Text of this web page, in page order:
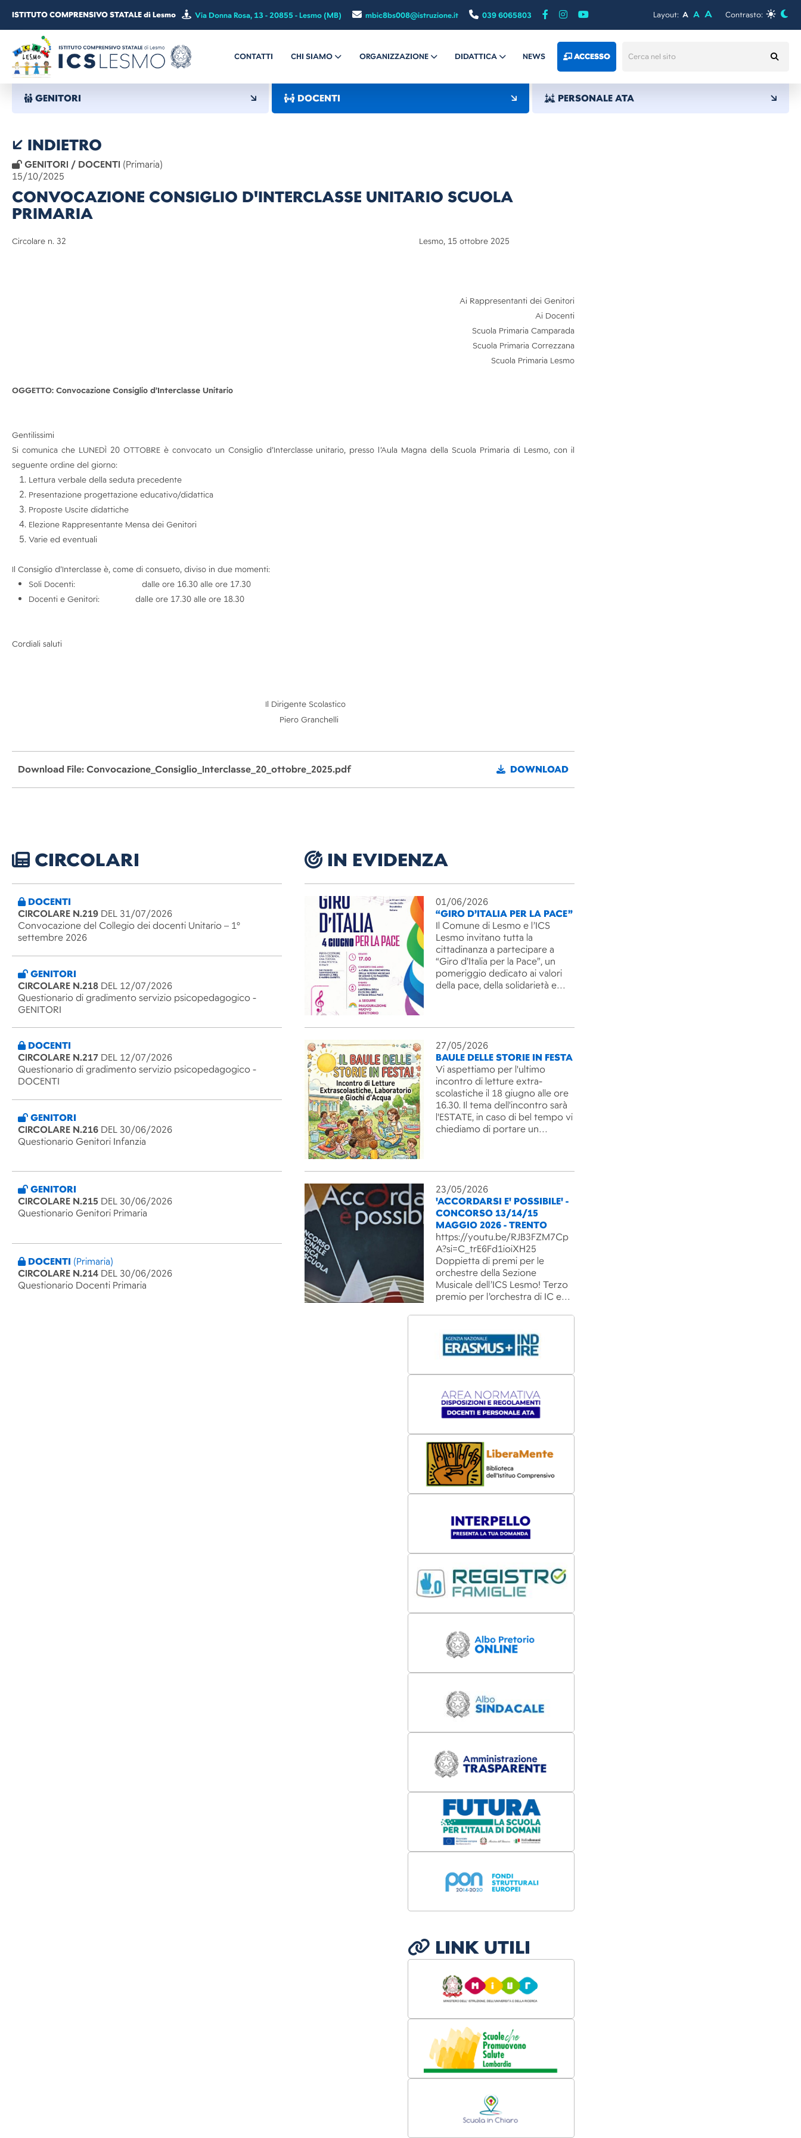
ISTITUTO COMPRENSIVO STATALE di Lesmo Via Donna Rosa, 13 - 20855 - Lesmo (MB) mbic8bs008@istruzione.it 039 6065803 Layout: A A A Contrasto:
CONTATTI CHI SIAMO ORGANIZZAZIONE DIDATTICA NEWS ACCESSO
GENITORI DOCENTI PERSONALE ATA
INDIETRO
GENITORI / DOCENTI (Primaria)
15/10/2025
CONVOCAZIONE CONSIGLIO D'INTERCLASSE UNITARIO SCUOLA
PRIMARIA
Circolare n. 32 Lesmo, 15 ottobre 2025
Ai Rappresentanti dei Genitori
Ai Docenti
Scuola Primaria Camparada
Scuola Primaria Correzzana
Scuola Primaria Lesmo
OGGETTO: Convocazione Consiglio d’Interclasse Unitario
Gentilissimi
Si comunica che LUNEDÌ 20 OTTOBRE è convocato un Consiglio d’Interclasse unitario, presso l’Aula Magna della Scuola Primaria di Lesmo, con il
seguente ordine del giorno:
Lettura verbale della seduta precedente
Presentazione progettazione educativo/didattica
Proposte Uscite didattiche
Elezione Rappresentante Mensa dei Genitori
Varie ed eventuali
Il Consiglio d’Interclasse è, come di consueto, diviso in due momenti:
Soli Docenti: dalle ore 16.30 alle ore 17.30
Docenti e Genitori: dalle ore 17.30 alle ore 18.30
Cordiali saluti
Il Dirigente Scolastico
Piero Granchelli
Download File: Convocazione_Consiglio_Interclasse_20_ottobre_2025.pdf DOWNLOAD
CIRCOLARI
DOCENTI
CIRCOLARE N.219 DEL 31/07/2026
Convocazione del Collegio dei docenti Unitario – 1°
settembre 2026
GENITORI
CIRCOLARE N.218 DEL 12/07/2026
Questionario di gradimento servizio psicopedagogico -
GENITORI
DOCENTI
CIRCOLARE N.217 DEL 12/07/2026
Questionario di gradimento servizio psicopedagogico -
DOCENTI
GENITORI
CIRCOLARE N.216 DEL 30/06/2026
Questionario Genitori Infanzia
GENITORI
CIRCOLARE N.215 DEL 30/06/2026
Questionario Genitori Primaria
DOCENTI (Primaria)
CIRCOLARE N.214 DEL 30/06/2026
Questionario Docenti Primaria
IN EVIDENZA
01/06/2026
“GIRO D’ITALIA PER LA PACE”
Il Comune di Lesmo e l’ICS
Lesmo invitano tutta la
cittadinanza a partecipare a
“Giro d’Italia per la Pace”, un
pomeriggio dedicato ai valori
della pace, della solidarietà e…
27/05/2026
BAULE DELLE STORIE IN FESTA
Vi aspettiamo per l'ultimo
incontro di letture extra-
scolastiche il 18 giugno alle ore
16.30. Il tema dell'incontro sarà
l'ESTATE, in caso di bel tempo vi
chiediamo di portare un…
23/05/2026
'ACCORDARSI E' POSSIBILE' -
CONCORSO 13/14/15
MAGGIO 2026 - TRENTO
https://youtu.be/RJB3FZM7Cp
A?si=C_trE6Fd1ioiXH25
Doppietta di premi per le
orchestre della Sezione
Musicale dell’ICS Lesmo! Terzo
premio per l’orchestra di IC e…
LINK UTILI